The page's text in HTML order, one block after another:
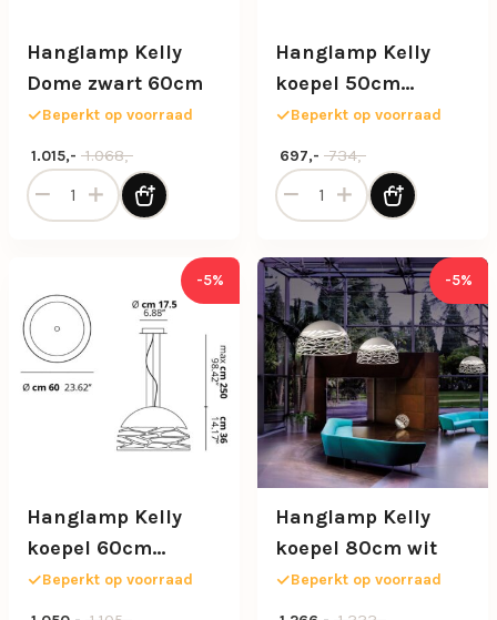
Hanglamp Kelly
Dome zwart 60cm
Beperkt op voorraad
1.068,-
Oorspronkelijke prijs was: 1.068,-.
1.015,-
Huidige prijs is: 1.015,-.
Hanglamp Kelly Dome zwart 60cm aantal
Hanglamp Kelly
koepel 50cm
champagne
Beperkt op voorraad
734,-
Oorspronkelijke prijs was:
697,-
Huidige prijs is: 697,-.
Hanglamp Kelly koepel
-5%
Hanglamp Kelly
koepel 60cm
champagne
Beperkt op voorraad
-5%
Hanglamp Kelly
koepel 80cm wit
Beperkt op voorraad